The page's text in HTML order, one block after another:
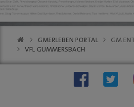
Stadtrundgang
social wall
GMERLEBEN PORTAL
GM
VFL GUMMERSBACH